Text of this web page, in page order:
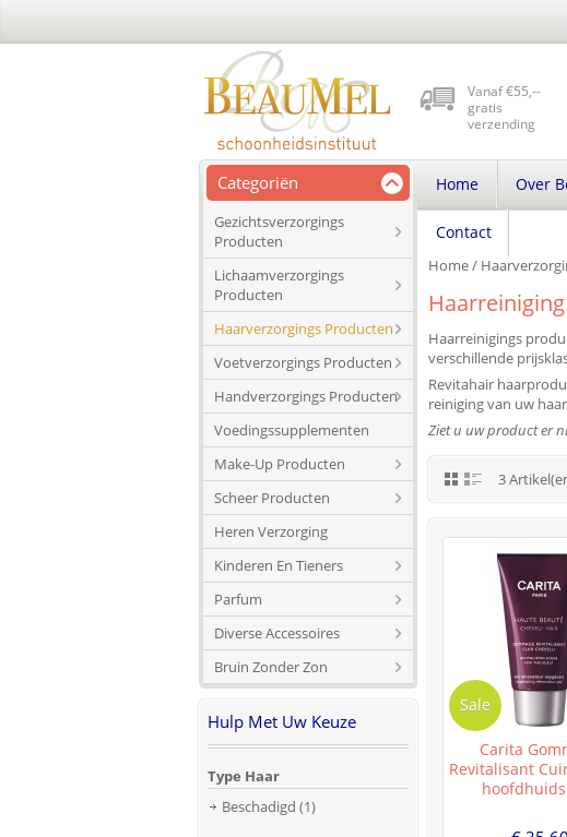
Vanaf €55,--
gratis
verzending
Categoriën
Gezichtsverzorgings
Producten
Lichaamverzorgings
Producten
Haarverzorgings Producten
Voetverzorgings Producten
Handverzorgings Producten
Voedingssupplementen
Make-Up Producten
Scheer Producten
Heren Verzorging
Kinderen En Tieners
Parfum
Diverse Accessoires
Bruin Zonder Zon
Home Over
Contact
Home/
Haarreiniging
Haarreinigings
verschillende
Revitahair
reiniging van uw
Ziet u uw product er
3
Sale
Carita
Revitalisant
Hulp Met Uw Keuze
Type Haar
Beschadigd (1)